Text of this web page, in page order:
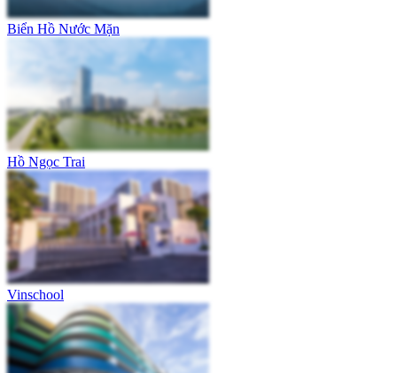
Biển Hồ Nước Mặn
Hồ Ngọc Trai
Vinschool